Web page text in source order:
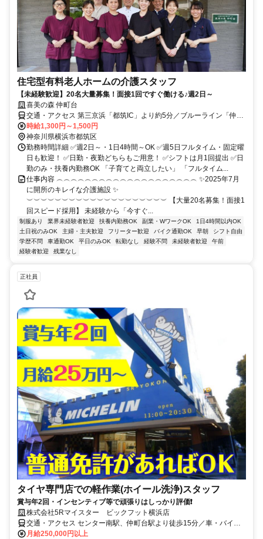
住宅型有料老人ホームの介護スタッフ
【未経験歓迎】20名大量募集！面接1回ですぐ働ける♪週2日～
喜美の森 仲町台
交通・アクセス 第三京浜「都筑IC」より約5分／ブルーライン「仲町
台駅」から徒歩で14分＊マイカー・バイク・自転車通勤OK！
時給1,300円～1,500円
神奈川県横浜市都筑区
勤務時間詳細 ✅週2日～・1日4時間～OK ✅週5日フルタイム・固定曜
日も歓迎！ ✅日勤・夜勤どちらもご用意！ ✅シフトは月1回提出 ✅日
勤のみ・扶養内勤務OK 「子育てと両立したい」 「フルタイム...
仕事内容 ︵︵︵︵︵︵︵︵︵︵︵︵︵︵︵︵︵︵︵︵ ✨2025年7月
に開所のキレイな介護施設 ✨
︶︶︶︶︶︶︶︶︶︶︶︶︶︶︶︶︶︶︶︶ 【大量20名募集！面接1
回スピード採用】 未経験から「今すぐ...
制服あり 業界未経験者歓迎 扶養内勤務OK 副業・WワークOK
1日4時間以内OK
土日祝のみOK
主婦・主夫歓迎 フリーター歓迎 バイク通勤OK 早朝
シフト自由
学歴不問
車通勤OK 平日のみOK 転勤なし 経験不問 未経験者歓迎
午前
経験者歓迎
残業なし
正社員
タイヤ専門店での軽作業(ホイール洗浄)スタッフ
賞与年2回・インセンティブ等で頑張りはしっかり評価❗
株式会社5Rマイスター ビックフット横浜店
交通・アクセス センター南駅、仲町台駅より徒歩15分／車・バイク
通勤OK
月給250,000円以上